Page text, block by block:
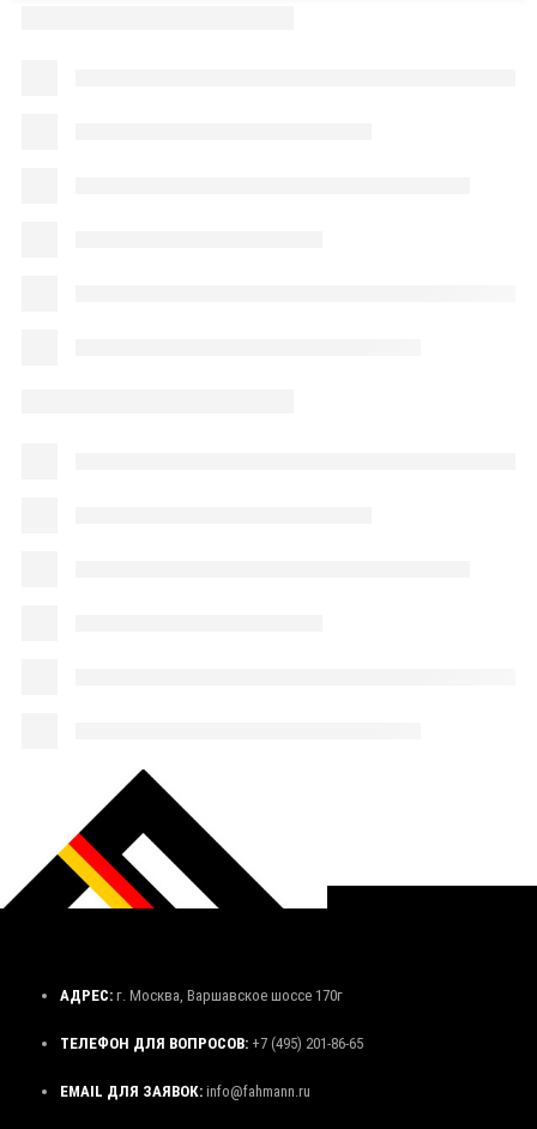
АДРЕС: г. Москва, Варшавское шоссе 170г
ТЕЛЕФОН ДЛЯ ВОПРОСОВ: +7 (495) 201-86-65
EMAIL ДЛЯ ЗАЯВОК: info@fahmann.ru